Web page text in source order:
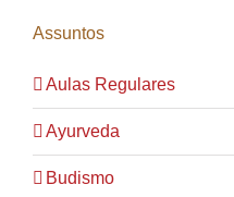
Assuntos
Aulas Regulares
Ayurveda
Budismo